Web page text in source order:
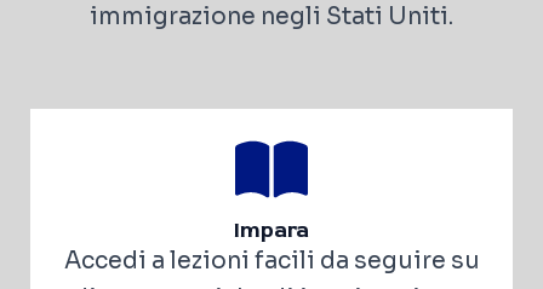
immigrazione negli Stati Uniti.
Impara
Accedi a lezioni facili da seguire su